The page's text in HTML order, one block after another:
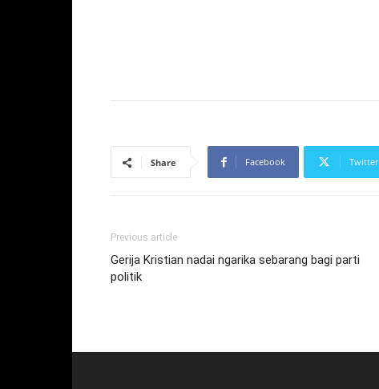
Share Facebook Twitter
Previous article
Gerija Kristian nadai ngarika sebarang bagi parti
politik